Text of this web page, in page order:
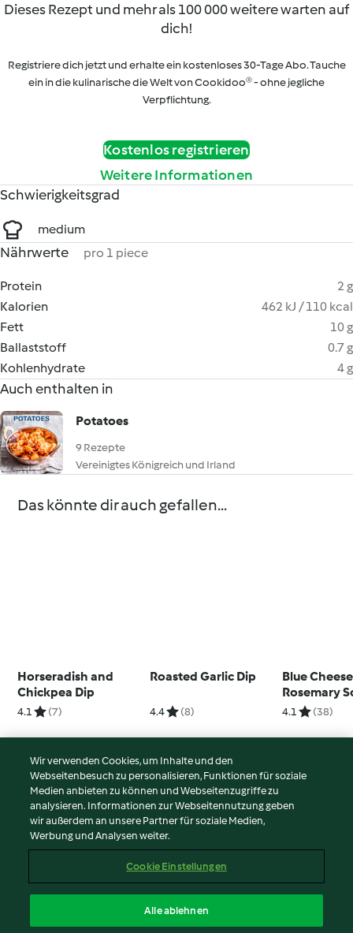
Dieses Rezept und mehr als 100 000 weitere warten auf
dich!
Registriere dich jetzt und erhalte ein kostenloses 30-Tage Abo. Tauche
ein in die kulinarische die Welt von Cookidoo® - ohne jegliche
Verpflichtung.
Kostenlos registrieren
Weitere Informationen
Schwierigkeitsgrad
medium
Nährwerte pro 1 piece
Protein
2 g
Kalorien
462 kJ / 110 kcal
Fett
10 g
Ballaststoff
0.7 g
Kohlenhydrate
4 g
Auch enthalten in
Potatoes
9 Rezepte
Vereinigtes Königreich und Irland
Das könnte dir auch gefallen...
Horseradish and
Chickpea Dip
4.1 (7)
Roasted Garlic Dip
4.4 (8)
Blue
Rosemary
Bread
4.1 (38)
© Copyright 2026
Nutzungsbedingungen
Datenschutzrichtlinien
Impressum
Inhalt melden
Wir verwenden Cookies, um Inhalte und den
Webseitenbesuch zu personalisieren, Funktionen für soziale
Medien anbieten zu können und Webseitenzugriffe zu
analysieren. Informationen zur Webseitennutzung geben
wir außerdem an unsere Partner für soziale Medien,
Werbung und Analysen weiter.
Cookie Einstellungen
Alle ablehnen